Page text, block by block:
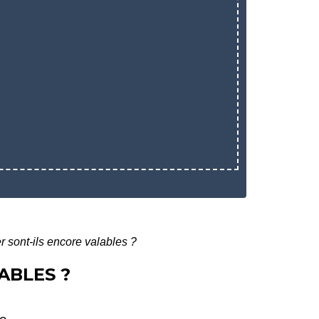
sont-ils encore valables ?
?